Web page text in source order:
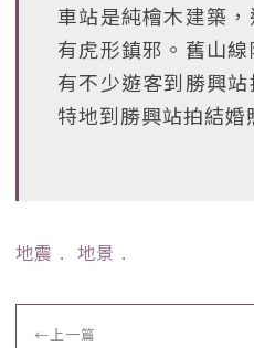
車站是純檜木建築
有虎形鎮邪。舊山
有不少遊客到勝興
特地到勝興站拍結婚
地震 ﹒ 地景 ﹒
←上一篇